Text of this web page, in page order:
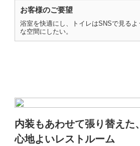
お客様のご要望
浴室を快適にし、トイレはSNSで見るよ
な空間にしたい。
内装もあわせて張り替えた
心地よいレストルーム